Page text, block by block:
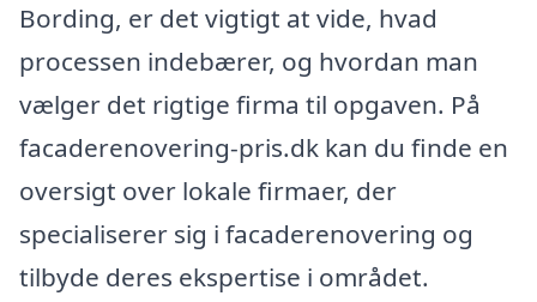
Bording, er det vigtigt at vide, hvad
processen indebærer, og hvordan man
vælger det rigtige firma til opgaven. På
facaderenovering-pris.dk kan du finde en
oversigt over lokale firmaer, der
specialiserer sig i facaderenovering og
tilbyde deres ekspertise i området.